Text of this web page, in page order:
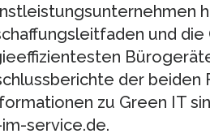
und die
der beiden
zu Green IT
service.de.